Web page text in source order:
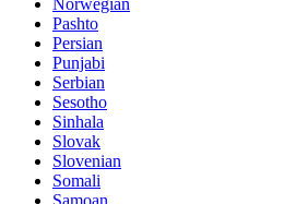
Pashto
Persian
Punjabi
Serbian
Sesotho
Sinhala
Slovak
Slovenian
Somali
Samoan